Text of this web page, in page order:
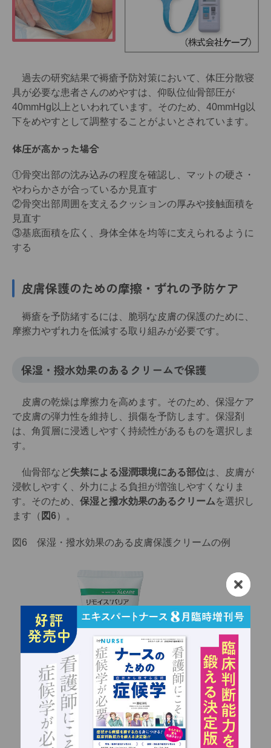
過去の研究結果で褥瘡予防対策において、体圧分散寝
具が必要な患者さんのめやすは、仰臥位仙骨部圧が
40mmHg以上といわれています。そのため、40mmHg以
下をめやすとして調整することがよいとされています。
体圧が高かった場合
①骨突出部の沈み込みの程度を確認し、マットの硬さ・
やわらかさが合っているか見直す
②骨突出部周囲を支えるクッションの厚みや接触面積を
見直す
③基底面積を広く、身体全体を均等に支えられるように
する
皮膚保護のための摩擦・ずれの予防ケア
褥瘡を予防緒するには、脆弱な皮膚の保護のために、
摩擦力やずれ力を低減する取り組みが必要です。
保湿・撥水効果のあるクリームで保護
皮膚の乾燥は摩擦力を高めます。そのため、保湿ケア
で皮膚の弾力性を維持し、損傷を予防します。保湿剤
は、角質層に浸透しやすく持続性があるものを選択しま
す。
仙骨部など失禁による湿潤環境にある部位は、皮膚が
浸軟しやすく、外力による負担が増強しやすくなりま
す。そのため、 保湿と撥水効果のあるクリームを選択し
ます（ 図6）。
図6 保湿・撥水効果のある皮膚保護クリームの例